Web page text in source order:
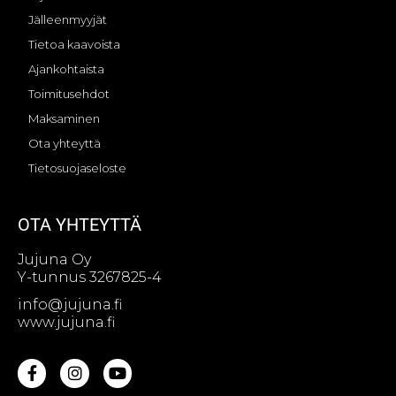
Jälleenmyyjät
Tietoa kaavoista
Ajankohtaista
Toimitusehdot
Maksaminen
Ota yhteyttä
Tietosuojaseloste
OTA YHTEYTTÄ
Jujuna Oy
Y-tunnus 3267825-4
info@jujuna.fi
www.jujuna.fi